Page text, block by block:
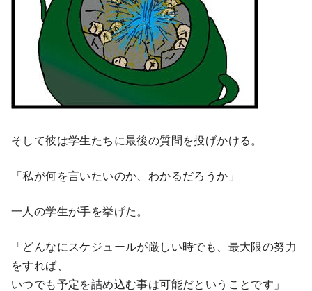
そして彼は学生たちに最後の質問を投げかける。
「私が何を言いたいのか、わかるだろうか」
一人の学生が手を挙げた。
「どんなにスケジュールが厳しい時でも、最大限の努力
をすれば、
いつでも予定を詰め込む事は可能だということです」